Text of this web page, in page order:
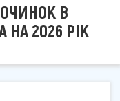
В
2026 РІК